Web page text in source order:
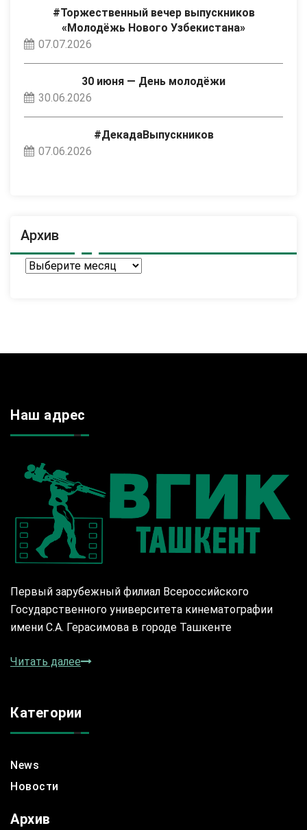
#Торжественный вечер выпускников
«Молодёжь Нового Узбекистана»
07.07.2026
30 июня — День молодёжи
30.06.2026
#ДекадаВыпускников
07.06.2026
Архив
Архив
Наш адрес
Первый зарубежный филиал Всероссийского
Государственного университета кинематографии
имени С.А. Герасимова в городе Ташкенте
Читать далее
Категории
News
Новости
Архив